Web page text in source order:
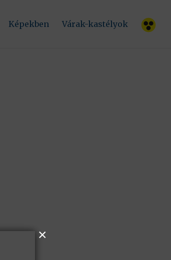
Képekben Várak-kastélyok
.